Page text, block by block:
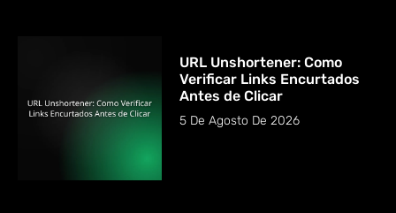
URL Unshortener: Como
Verificar Links Encurtados
Antes de Clicar
5 De Agosto De 2026